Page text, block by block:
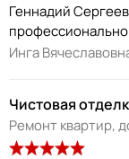
Геннадий
Инга
Чистовая
Ремонт квартир,